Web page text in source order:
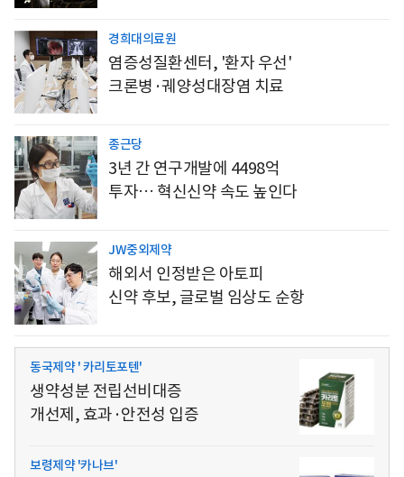
경희대의료원
염증성질환센터, '환자 우선'
크론병·궤양성대장염 치료
종근당
3년 간 연구개발에 4498억
투자… 혁신신약 속도 높인다
JW중외제약
해외서 인정받은 아토피
신약 후보, 글로벌 임상도 순항
동국제약 ' 카리토포텐'
생약성분 전립선비대증
개선제, 효과·안전성 입증
보령제약 '카나브'